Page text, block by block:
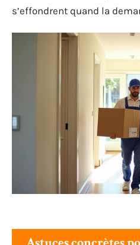
s’effondrent quand la